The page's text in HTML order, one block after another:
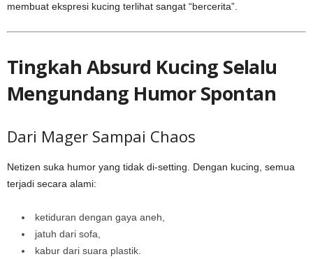
membuat ekspresi kucing terlihat sangat “bercerita”.
Tingkah Absurd Kucing Selalu
Mengundang Humor Spontan
Dari Mager Sampai Chaos
Netizen suka humor yang tidak di-setting. Dengan kucing, semua
terjadi secara alami:
ketiduran dengan gaya aneh,
jatuh dari sofa,
kabur dari suara plastik.